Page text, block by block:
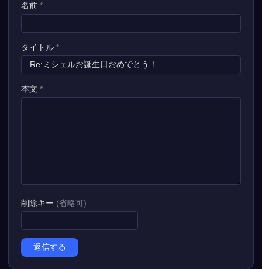
名前 *
タイトル *
本文 *
削除キー (省略可)
返信する